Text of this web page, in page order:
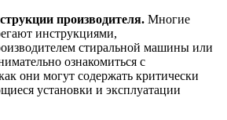
производителя. Многие
инструкциями,
стиральной машины или
ознакомиться с
они могут содержать критически
установки и эксплуатации